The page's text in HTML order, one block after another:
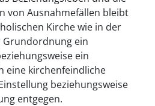
von Ausnahmefällen bleibt
Kirche wie in der
Grundordnung ein
ein
eine kirchenfeindliche
beziehungsweise
entgegen.